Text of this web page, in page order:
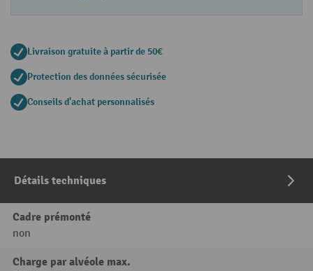
Livraison gratuite à partir de 50€
Protection des données sécurisée
Conseils d'achat personnalisés
Détails techniques
Cadre prémonté
non
Charge par alvéole max.